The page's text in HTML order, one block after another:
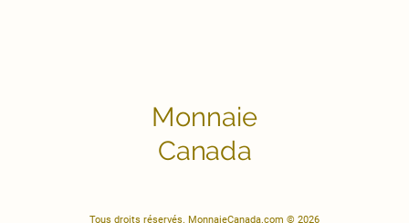
Monnaie
Canada
Tous droits réservés. MonnaieCanada.com © 2026